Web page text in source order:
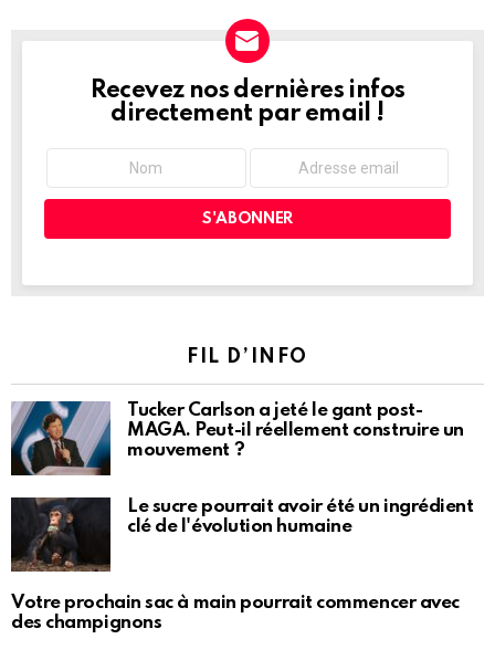
NEWSLETTER
Recevez nos dernières infos
directement par email !
FIL D’INFO
Tucker Carlson a jeté le gant post-
MAGA. Peut-il réellement construire un
mouvement ?
Le sucre pourrait avoir été un ingrédient
clé de l'évolution humaine
Votre prochain sac à main pourrait commencer avec
des champignons